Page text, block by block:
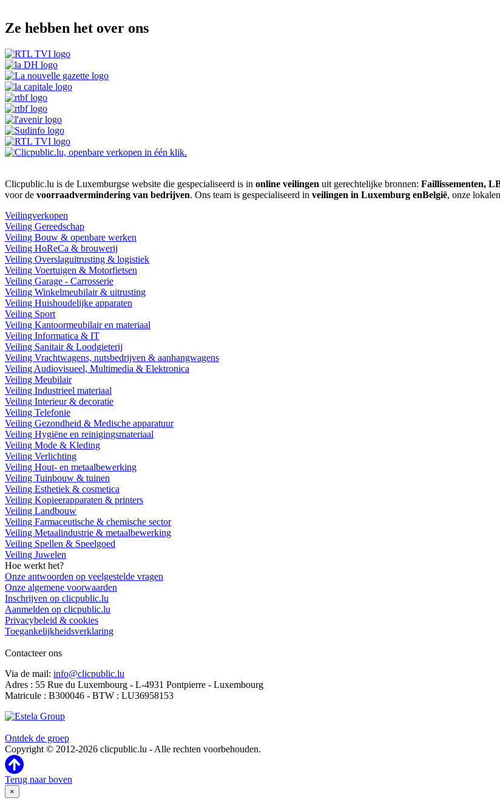
Ze hebben het over ons
Clicpublic.lu is de Luxemburgse website die gespecialiseerd is in online veilingen uit gerechtelijke bronnen: Faillissementen,
voor de voorraadvermindering van bedrijven. Ons team is gespecialiseerd in veilingen in Luxemburg enBelgië, onze
Veilingverkopen
Veiling Gereedschap
Veiling Bouw & openbare werken
Veiling HoReCa & brouwerij
Veiling Overslaguitrusting & logistiek
Veiling Voertuigen & Motorfietsen
Veiling Garage - Carrosserie
Veiling Winkelmeubilair & uitrusting
Veiling Huishoudelijke apparaten
Veiling Sport
Veiling Kantoormeubilair en materiaal
Veiling Informatica & IT
Veiling Sanitair & Loodgieterij
Veiling Vrachtwagens, nutsbedrijven & aanhangwagens
Veiling Audiovisueel, Multimedia & Elektronica
Veiling Meubilair
Veiling Industrieel materiaal
Veiling Interieur & decoratie
Veiling Telefonie
Veiling Gezondheid & Medische apparatuur
Veiling Hygiëne en reinigingsmateriaal
Veiling Mode & Kleding
Veiling Verlichting
Veiling Hout- en metaalbewerking
Veiling Tuinbouw & tuinen
Veiling Esthetiek & cosmetica
Veiling Kopieerapparaten & printers
Veiling Landbouw
Veiling Farmaceutische & chemische sector
Veiling Metaalindustrie & metaalbewerking
Veiling Spellen & Speelgoed
Veiling Juwelen
Hoe werkt het?
Onze antwoorden op veelgestelde vragen
Onze algemene voorwaarden
Inschrijven op clicpublic.lu
Aanmelden op clicpublic.lu
Privacybeleid & cookies
Toegankelijkheidsverklaring
Contacteer ons
Via de mail: info@clicpublic.lu
Adres : 55 Rue du Luxembourg - L-4931 Pontpierre - Luxembourg
Matricule : B300046 - BTW : LU36958153
Ontdek de groep
Copyright © 2012-2026 clicpublic.lu - Alle rechten voorbehouden.
Terug naar boven
×